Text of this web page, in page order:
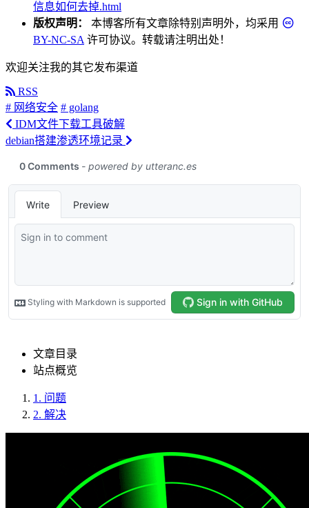
信息如何去掉.html
版权声明： 本博客所有文章除特别声明外，均采用
BY-NC-SA 许可协议。转载请注明出处！
欢迎关注我的其它发布渠道
RSS
# 网络安全 # golang
IDM文件下载工具破解
debian搭建渗透环境记录
文章目录
站点概览
1. 问题
2. 解决